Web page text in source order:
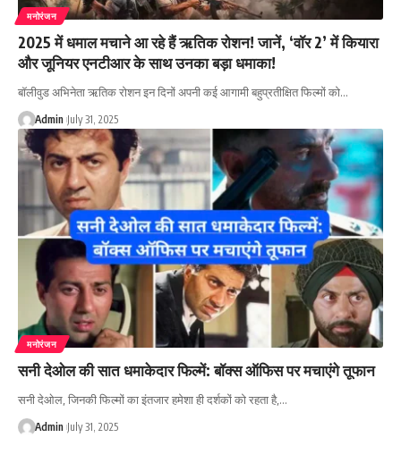
मनोरंजन
2025 में धमाल मचाने आ रहे हैं ऋतिक रोशन! जानें, ‘वॉर 2’ में कियारा
और जूनियर एनटीआर के साथ उनका बड़ा धमाका!
बॉलीवुड अभिनेता ऋतिक रोशन इन दिनों अपनी कई आगामी बहुप्रतीक्षित फिल्मों को…
Admin July 31, 2025
मनोरंजन
सनी देओल की सात धमाकेदार फिल्में: बॉक्स ऑफिस पर मचाएंगे तूफान
सनी देओल, जिनकी फिल्मों का इंतजार हमेशा ही दर्शकों को रहता है,…
Admin July 31, 2025